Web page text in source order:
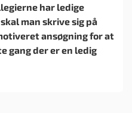
har ledige
man skrive sig på
ansøgning for at
gang der er en ledig